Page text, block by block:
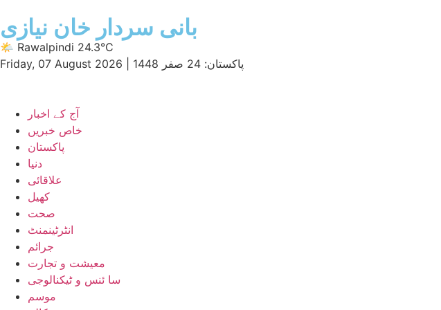
بانی سردار خان نیازی
🌤 Rawalpindi 24.3°C
Friday, 07 August 2026
پاکستان: 24 صفر 1448
آج کے اخبار
خاص خبریں
پاکستان
دنیا
علاقائی
کھیل
صحت
انٹرٹینمنٹ
جرائم
معیشت و تجارت
سا ئنس و ٹیکنالوجی
موسم